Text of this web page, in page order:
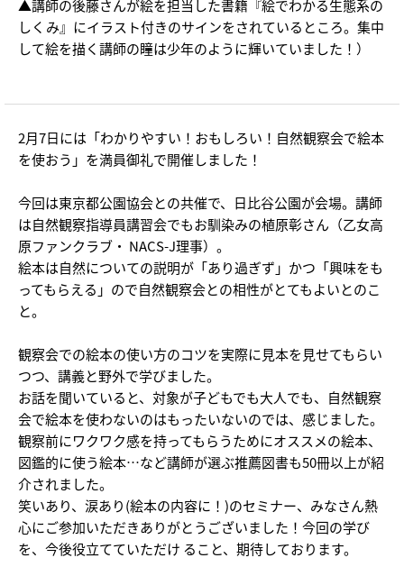
▲講師の後藤さんが絵を担当した書籍『絵でわかる生態系の
しくみ』にイラスト付きのサインをされているところ。集中
して絵を描く講師の瞳は少年のように輝いていました！）
2月7日には「わかりやすい！おもしろい！自然観察会で絵本
を使おう」を満員御礼で開催しました！
今回は東京都公園協会との共催で、日比谷公園が会場。講師
は自然観察指導員講習会でもお馴染みの植原彰さん（乙女高
原ファンクラブ・ NACS-J理事）。
絵本は自然についての説明が「あり過ぎず」かつ「興味をも
ってもらえる」ので自然観察会との相性がとてもよいとのこ
と。
観察会での絵本の使い方のコツを実際に見本を見せてもらい
つつ、講義と野外で学びました。
お話を聞いていると、対象が子どもでも大人でも、自然観察
会で絵本を使わないのはもったいないのでは、感じました。
観察前にワクワク感を持ってもらうためにオススメの絵本、
図鑑的に使う絵本…など講師が選ぶ推薦図書も50冊以上が紹
介されました。
笑いあり、涙あり(絵本の内容に！)のセミナー、みなさん熱
心にご参加いただきありがとうございました！今回の学び
を、今後役立てていただけ ること、期待しております。